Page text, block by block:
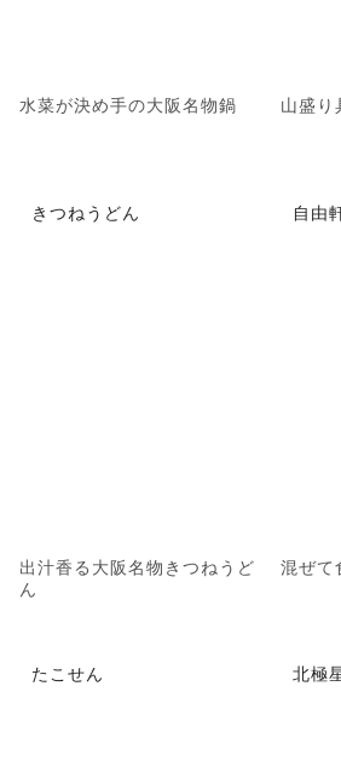
水菜が決め手の大阪名物鍋 山盛り
きつねうどん
出汁香る大阪名物きつねうど
ん
自由
混ぜて
たこせん 北極